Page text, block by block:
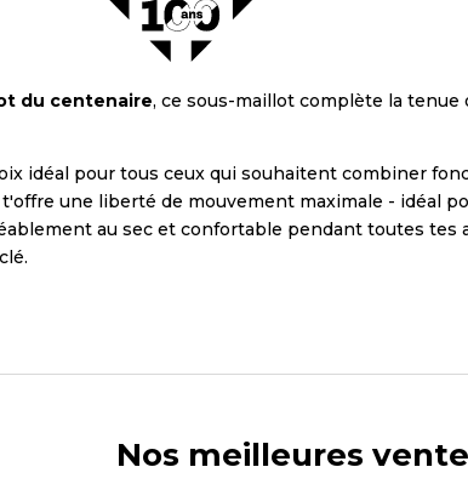
du centenaire, ce sous-maillot complète la
idéal pour tous ceux qui souhaitent combiner
une liberté de mouvement maximale - idéal
au sec et confortable pendant toutes
Nos meilleures